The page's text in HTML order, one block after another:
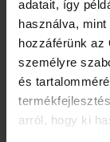
adatait, így
használva,
hozzáférünk az
személyre
és
arról, hogy ki
LIGET